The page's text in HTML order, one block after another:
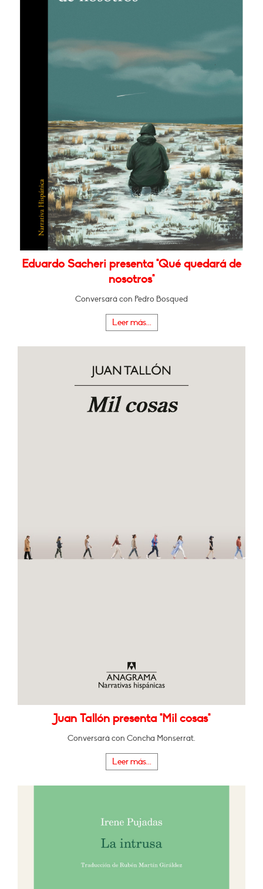
Eduardo Sacheri presenta "Qué quedará de
nosotros"
Conversará con Pedro Bosqued
Leer más...
Juan Tallón presenta "Mil cosas"
Conversará con Concha Monserrat.
Leer más...